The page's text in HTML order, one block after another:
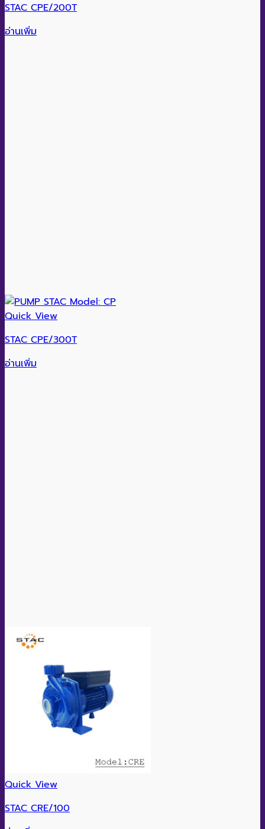
STAC CPE/200T
อ่านเพิ่ม
Quick View
STAC CPE/300T
อ่านเพิ่ม
Quick View
STAC CRE/100